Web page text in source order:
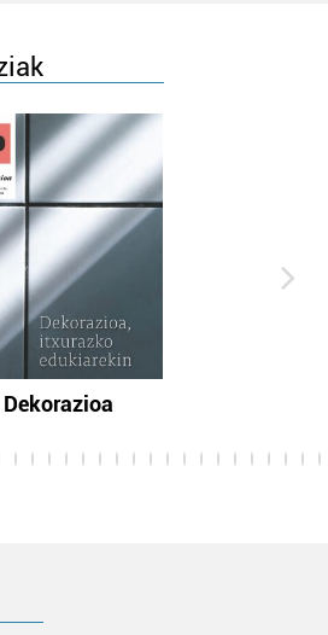
Dekorazioa